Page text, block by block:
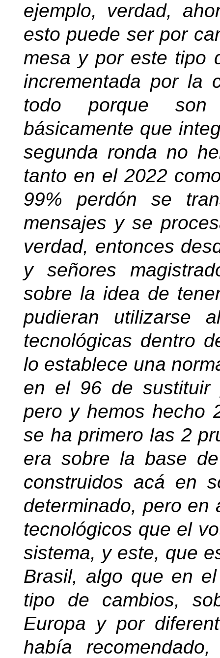
ejemplo, verdad,
esto puede ser por
mesa y por este tipo
incrementada por la
todo porque son
básicamente que
segunda ronda no
tanto en el 2022
99% perdón se
mensajes y se
verdad, entonces
y señores
sobre la idea de
pudieran utilizarse
tecnológicas dentro
lo establece una
en el 96 de sustituir
pero y hemos hecho
se ha primero las 2
era sobre la base
construidos acá en
determinado, pero en
tecnológicos que el
sistema, y este, que
Brasil, algo que en
tipo de cambios,
Europa y por
había